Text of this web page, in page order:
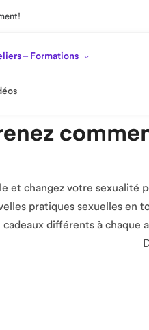
– Formations
et changez votre
pratiques sexuelles en
cadeaux différents à chaque